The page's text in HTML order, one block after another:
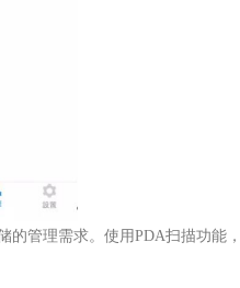
管理需求。使用PDA扫描功能，